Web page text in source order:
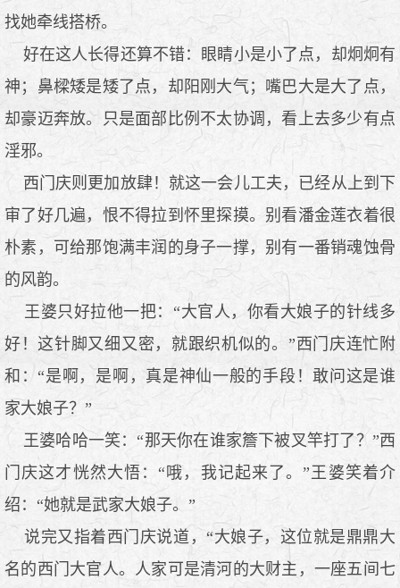
找她牵线搭桥。
好在这人长得还算不错：眼睛小是小了点，却炯炯有
神；鼻樑矮是矮了点，却阳刚大气；嘴巴大是大了点，
却豪迈奔放。只是面部比例不太协调，看上去多少有点
淫邪。
西门庆则更加放肆！就这一会儿工夫，已经从上到下
审了好几遍，恨不得拉到怀里探摸。别看潘金莲衣着很
朴素，可给那饱满丰润的身子一撑，别有一番销魂蚀骨
的风韵。
王婆只好拉他一把：“大官人，你看大娘子的针线多
好！这针脚又细又密，就跟织机似的。”西门庆连忙附
和：“是啊，是啊，真是神仙一般的手段！敢问这是谁
家大娘子？”
王婆哈哈一笑：“那天你在谁家簷下被叉竿打了？”西
门庆这才恍然大悟：“哦，我记起来了。”王婆笑着介
绍：“她就是武家大娘子。”
说完又指着西门庆说道，“大娘子，这位就是鼎鼎大
名的西门大官人。人家可是清河的大财主，一座五间七